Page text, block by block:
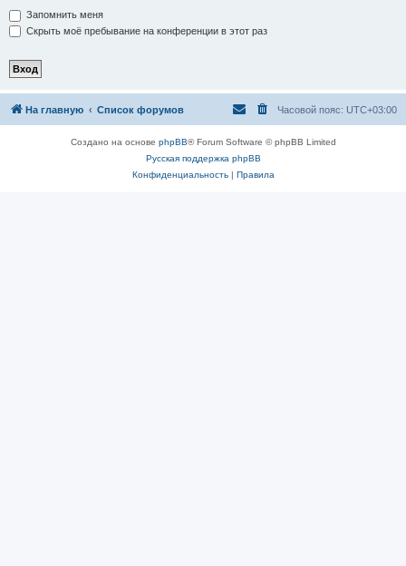
Запомнить меня
Скрыть моё пребывание на конференции в этот раз
На главную Список форумов Часовой пояс: UTC+03:00
Создано на основе phpBB® Forum Software © phpBB Limited
Русская поддержка phpBB
Конфиденциальность| Правила